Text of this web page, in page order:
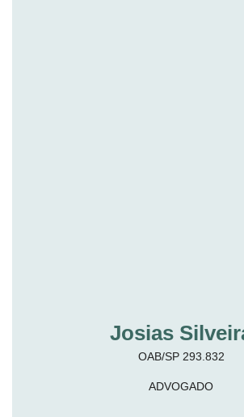
Josias
OAB/SP 293.832
ADVOGADO